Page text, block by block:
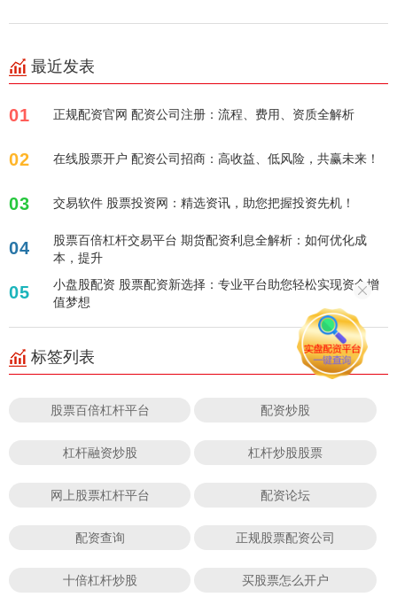
最近发表
01 正规配资官网 配资公司注册：流程、费用、资质全解析
02 在线股票开户 配资公司招商：高收益、低风险，共赢未来！
03 交易软件 股票投资网：精选资讯，助您把握投资先机！
04
股票百倍杠杆交易平台 期货配资利息全解析：如何优化成
本，提升
05
小盘股配资 股票配资新选择：专业平台助您轻松实现资金增
值梦想
标签列表
股票百倍杠杆平台 配资炒股
杠杆融资炒股 杠杆炒股股票
网上股票杠杆平台 配资论坛
配资查询 正规股票配资公司
十倍杠杆炒股 买股票怎么开户